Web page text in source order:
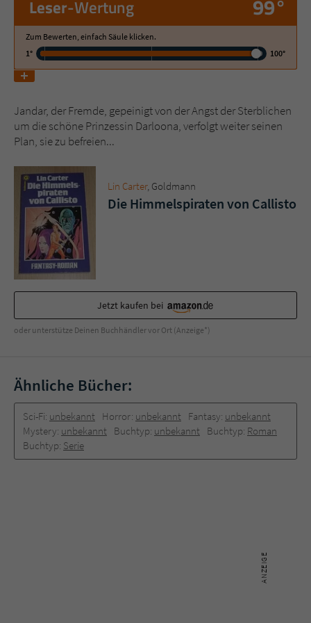
Leser-Wertung 99°
Zum Bewerten, einfach Säule klicken.
1°
100°
Jandar, der Fremde, gepeinigt von der Angst der Sterblichen
um die schöne Prinzessin Darloona, verfolgt weiter seinen
Plan, sie zu befreien...
Lin Carter, Goldmann
Die Himmelspiraten von Callisto
Jetzt kaufen bei
oder unterstütze Deinen Buchhändler vor Ort (Anzeige*)
Ähnliche Bücher:
Sci-Fi: unbekannt Horror: unbekannt Fantasy: unbekannt
Mystery: unbekannt Buchtyp: unbekannt Buchtyp: Roman
Buchtyp: Serie
Name tx_pwcomments_ahash
Zweck Cookie für Kommentare einzelner Buchtitel
Name
Anbieter Literatur-Couch Medien GmbH & Co. KG
Laufzeit
Benutzer. Es wird benötigt um z. B. den
Sicherheitscode des Kontaktformulars zu
überprüfen.